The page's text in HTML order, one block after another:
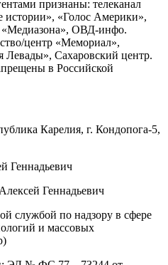
признаны: телеканал
«Голос Америки»,
«Медиазона», ОВД-инфо.
центр «Мемориал»,
Сахаровский центр.
в Российской
Карелия, г. Кондопога-5,
Геннадьевич
Геннадьевич
службой по надзору в сфере
и массовых